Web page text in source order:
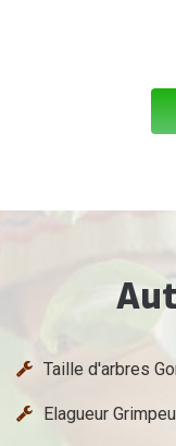
Taille d'arbres
Elagueur